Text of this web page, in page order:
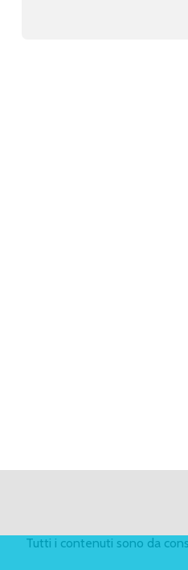
Tutti i contenuti sono da